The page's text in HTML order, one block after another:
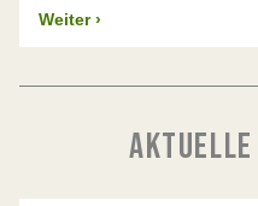
Weiter ›